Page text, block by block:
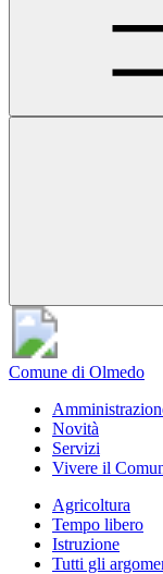
Comune di Olmedo
Novità
Servizi
Vivere il
Agricoltura
Tempo libero
Istruzione
Tutti gli